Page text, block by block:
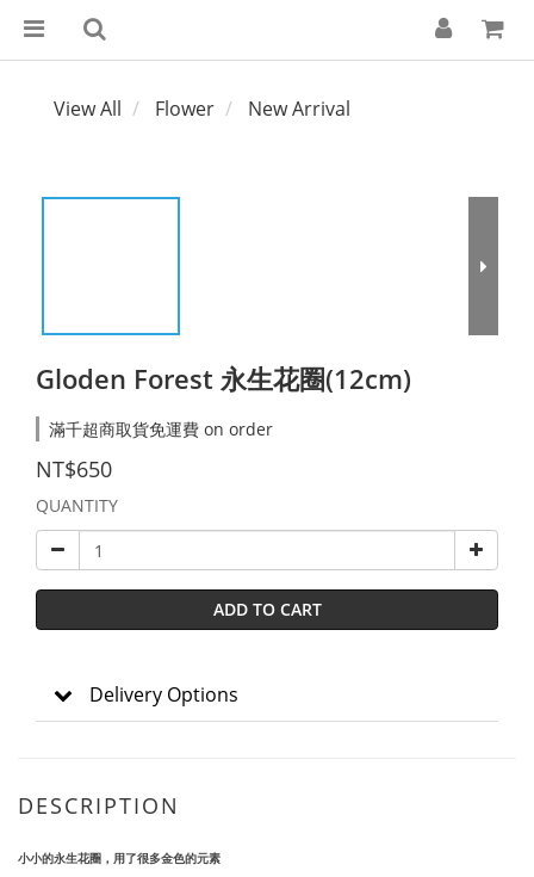
View All Flower New Arrival
Gloden Forest 永生花圈(12cm)
滿千超商取貨免運費 on order
NT$650
QUANTITY
ADD TO CART
Delivery Options
DESCRIPTION
小小的永生花圈，用了很多金色的元素